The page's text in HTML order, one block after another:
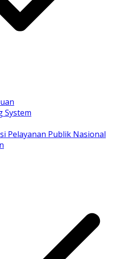
System
Pelayanan Publik Nasional